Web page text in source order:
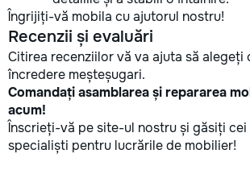
Îngrijiți-vă mobila cu ajutorul nostru!
Recenzii și evaluări
Citirea recenziilor vă va ajuta să alegeți
încredere meșteșugari.
Comandați asamblarea și repararea
acum!
Înscrieți-vă pe site-ul nostru și găsiți cei
specialiști pentru lucrările de mobilier!